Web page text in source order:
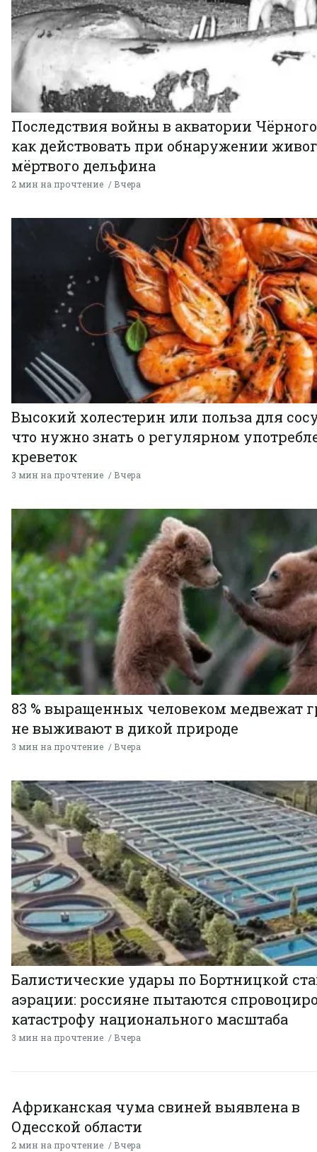
Последствия войны в акватории
как действовать при обнаружении
мёртвого дельфина
2 мин на прочтение Вчера
Высокий холестерин или польза для
что нужно знать о регулярном
креветок
3 мин на прочтение Вчера
83 % выращенных человеком медвежат
не выживают в дикой природе
3 мин на прочтение Вчера
Балистические удары по Бортницкой
аэрации: россияне пытаются
катастрофу национального масштаба
3 мин на прочтение Вчера
Африканская чума свиней выявлена в
Одесской области
2 мин на прочтение Вчера